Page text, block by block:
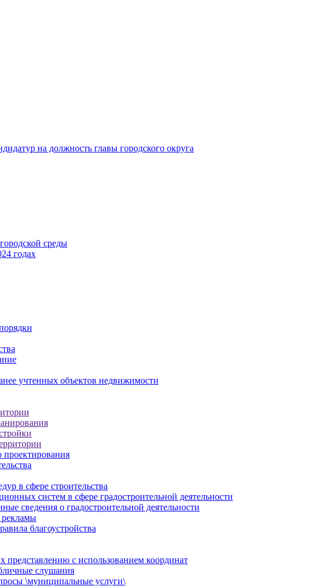
на должность главы городского округа
среды
годах
учтенных объектов недвижимости
проектирования
в сфере строительства
систем в сфере градостроительной деятельности
сведения о градостроительной деятельности
благоустройства
представлению с использованием координат
слушания
\муниципальные услуги\